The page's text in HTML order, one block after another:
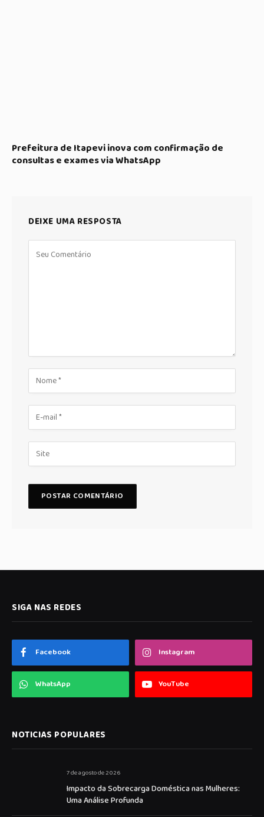
Prefeitura de Itapevi inova com confirmação de
consultas e exames via WhatsApp
DEIXE UMA RESPOSTA
SIGA NAS REDES
Facebook Instagram
WhatsApp YouTube
NOTICIAS POPULARES
7 de agosto de 2026
Impacto da Sobrecarga Doméstica nas Mulheres:
Uma Análise Profunda